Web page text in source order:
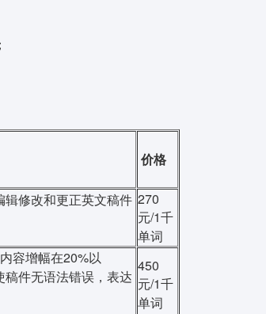
价格
修改和更正英文稿件 270
元/1千
单词
容增幅在20%以
件无语法错误，表达
450
元/1千
单词